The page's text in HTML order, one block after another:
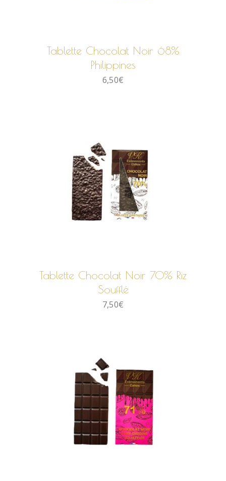
Tablette Chocolat Noir 68%
Philippines
6,50€
Tablette Chocolat Noir 70% Riz
Soufflé
7,50€